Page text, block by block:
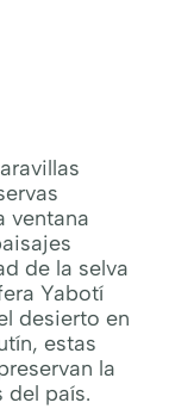
ventana
de la selva
Yabotí
desierto en
estas
la
país.